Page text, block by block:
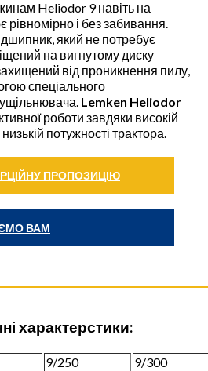
Heliodor 9 навіть на
рівномірно і без забивання.
який не потребує
на вигнутому диску
від проникнення пилу,
спеціального
ущільнювача. Lemken Heliodor
роботи завдяки високій
потужності трактора.
ПРОПОЗИЦІЮ
ВАМ
характерстики:
9/250
9/300